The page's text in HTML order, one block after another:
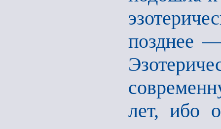
позднее —
лет, ибо